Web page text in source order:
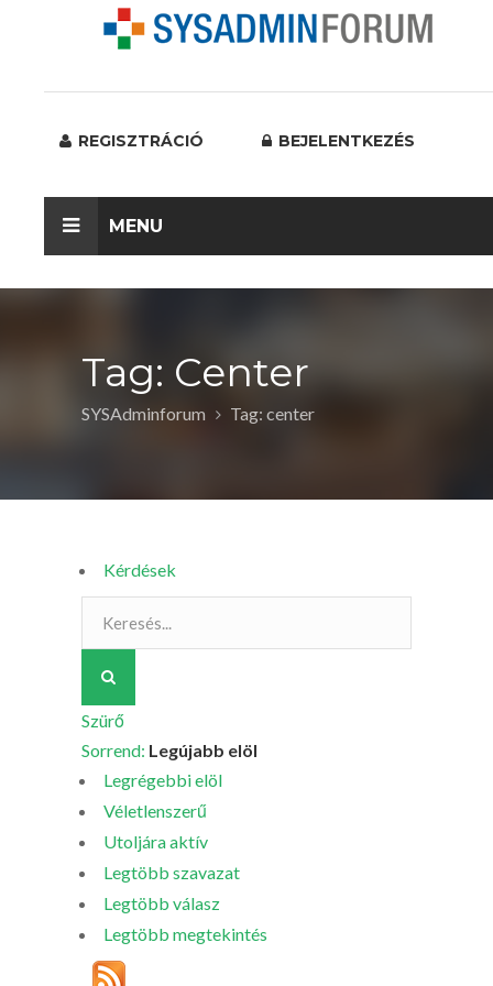
REGISZTRÁCIÓ BEJELENTKEZÉS
MENU
Tag: Center
SYSAdminforum Tag: center
Kérdések
Szürő
Sorrend: Legújabb elöl
Legrégebbi elöl
Véletlenszerű
Utoljára aktív
Legtöbb szavazat
Legtöbb válasz
Legtöbb megtekintés